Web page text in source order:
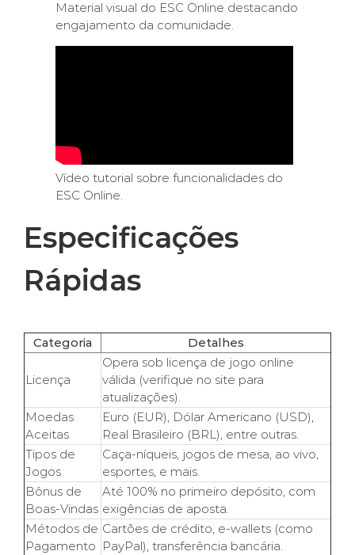
Material visual do ESC Online destacando
engajamento da comunidade.
Vídeo tutorial sobre funcionalidades do
ESC Online.
Especificações
Rápidas
Categoria Detalhes
Licença
Opera sob licença de jogo online
válida (verifique no site para
atualizações).
Moedas
Aceitas
Euro (EUR), Dólar Americano (USD),
Real Brasileiro (BRL), entre outras.
Tipos de
Jogos
Caça-níqueis, jogos de mesa, ao vivo,
esportes, e mais.
Bônus de
Boas-Vindas
Até 100% no primeiro depósito, com
exigências de aposta.
Métodos de
Pagamento
Cartões de crédito, e-wallets (como
PayPal), transferência bancária.